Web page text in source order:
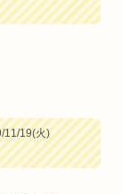
11/19(火)